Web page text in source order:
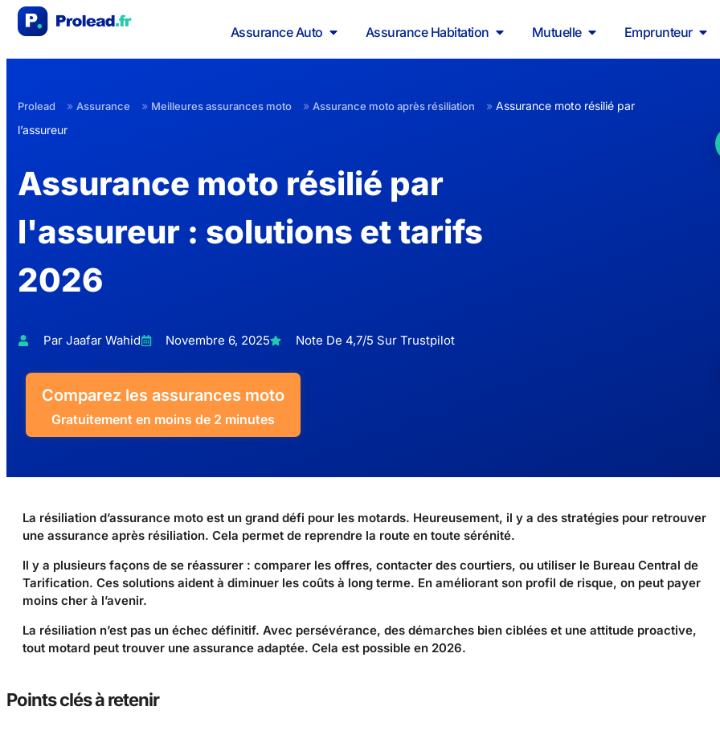
Assurance Auto Assurance Habitation Mutuelle Emprunteur
Prolead » Assurance » Meilleures assurances moto » Assurance moto après résiliation » Assurance moto résilié par
l’assureur
Assurance moto résilié par
l'assureur : solutions et tarifs
2026
Par Jaafar Wahid Novembre 6, 2025 Note De 4,7/5 Sur Trustpilot
Comparez les assurances moto
Gratuitement en moins de 2 minutes
La résiliation d’assurance moto est un grand défi pour les motards. Heureusement, il y a des stratégies pour retrouver
une assurance après résiliation. Cela permet de reprendre la route en toute sérénité.
Il y a plusieurs façons de se réassurer : comparer les offres, contacter des courtiers, ou utiliser le Bureau Central de
Tarification. Ces solutions aident à diminuer les coûts à long terme. En améliorant son profil de risque, on peut payer
moins cher à l’avenir.
La résiliation n’est pas un échec définitif. Avec persévérance, des démarches bien ciblées et une attitude proactive,
tout motard peut trouver une assurance adaptée. Cela est possible en 2026.
Points clés à retenir